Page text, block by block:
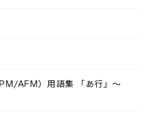
AFM）用語集 「あ行」～